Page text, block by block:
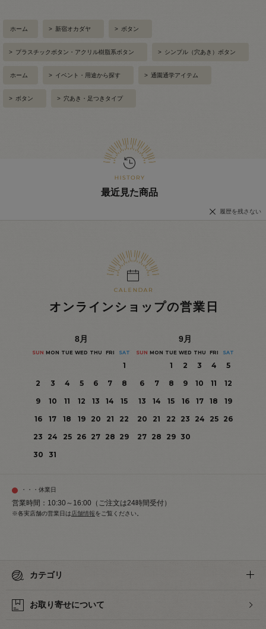
ホーム > 新宿オカダヤ > ボタン
> プラスチックボタン・アクリル樹脂系ボタン > シンプル（穴あき）ボタン
ホーム > イベント・用途から探す > 通園通学アイテム
> ボタン > 穴あき・足つきタイプ
最近見た商品
履歴を残さない
オンラインショップの営業日
8月
SUN MON TUE WED THU FRI SAT
1
2
3 4 5 6 7
8
9
10 11 12 13 14
15
16
17 18 19 20 21
22
23
24 25 26 27 28 29
30
31
9月
SUN MON TUE WED THU FRI SAT
1 2 3 4
5
6
7 8 9 10 11
12
13
14 15 16 17 18
19
20
21 22 23 24 25
26
27 28 29 30
・・・休業日
営業時間：10:30～16:00（ご注文は24時間受付）
※各実店舗の営業日は店舗情報をご覧ください。
カテゴリ
お取り寄せについて